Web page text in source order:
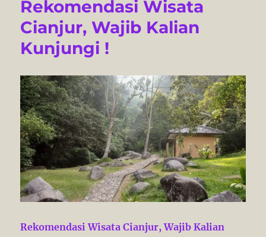
Rekomendasi Wisata
Cianjur, Wajib Kalian
Kunjungi !
Rekomendasi Wisata Cianjur, Wajib Kalian